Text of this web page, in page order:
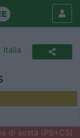
Italia
di sosta (PS+CS)